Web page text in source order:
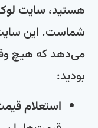
هستید،سایت
شماست. این سایت
می‌دهد که هیچ وقت
بودید:
استعلام